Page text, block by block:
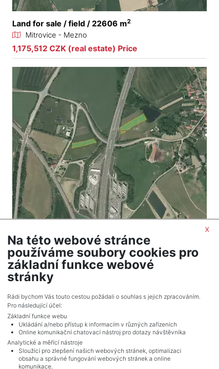
Land for sale / field / 22606 m2
Mitrovice - Mezno
1,175,512 CZK (real estate) Price
Land for sale / field / 28172 m2
Mitrovice - Mezno
1,408,600 CZK (real estate) Price
Adverts total10.
x
Na této webové stránce
používáme soubory cookies pro
základní funkce webové
stránky
Rádi bychom Vás touto cestou požádali o souhlas s jejich zpracováním.
Pro následující účel:
Základní funkce webu
Ukládání a/nebo přístup k informacím v různých zařízeních
Online komunikační chatovací nástroj pro dotazy návštěvníka
Analytické a měřící nástroje
Sloužící pro zlepšení našich webových stránek, optimalizaci
obsahu a správné fungování webových stránek a online
komunikace.